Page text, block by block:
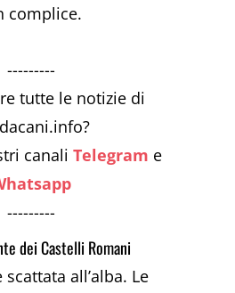
complice.
---------
tutte le notizie di
canaliTelegram e
---------
dei Castelli Romani
scattata all’alba. Le